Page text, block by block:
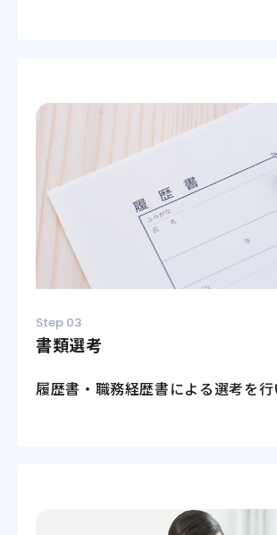
Step 03
書類選考
履歴書・職務経歴書による選考を行